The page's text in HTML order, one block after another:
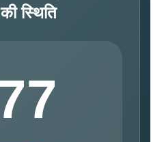
स्थिति